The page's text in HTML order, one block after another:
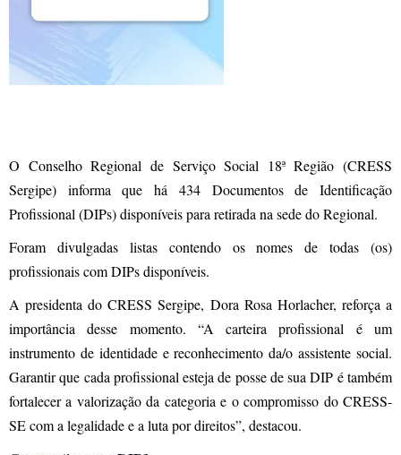
O Conselho Regional de Serviço Social 18ª Região (CRESS
Sergipe) informa que há 434 Documentos de Identificação
Profissional (DIPs) disponíveis para retirada na sede do Regional.
Foram divulgadas listas contendo os nomes de todas (os)
profissionais com DIPs disponíveis.
A presidenta do CRESS Sergipe, Dora Rosa Horlacher, reforça a
importância desse momento. “A carteira profissional é um
instrumento de identidade e reconhecimento da/o assistente social.
Garantir que cada profissional esteja de posse de sua DIP é também
fortalecer a valorização da categoria e o compromisso do CRESS-
SE com a legalidade e a luta por direitos”, destacou.